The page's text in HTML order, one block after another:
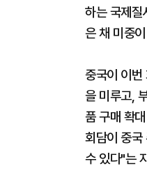
하는 국제질
은 채 미중
중국이 이번
을 미루고,
품 구매 확
회담이 중국
수 있다"는